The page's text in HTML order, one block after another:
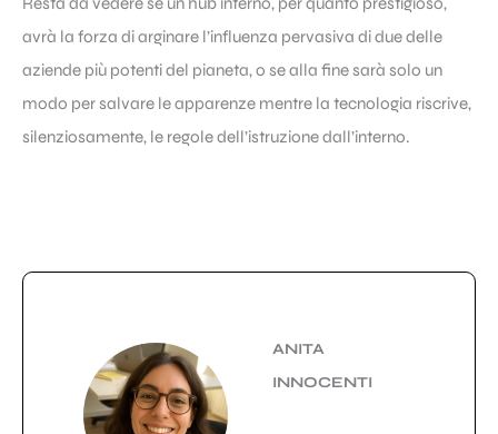
avrà la forza di arginare l’influenza pervasiva di due delle
aziende più potenti del pianeta, o se alla fine sarà solo un
modo per salvare le apparenze mentre la tecnologia riscrive,
silenziosamente, le regole dell’istruzione dall’interno.
ANITA
INNOCENTI